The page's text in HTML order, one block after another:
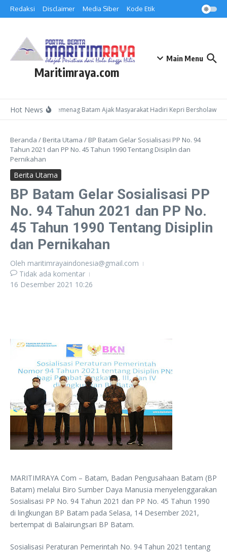
Lewati ke konten
Redaksi Disclaimer Media Siber Kode Etik
Maritimraya.com
Main Menu
Hot NewsKepala Kemenag Batam Ajak Masyarakat Hadiri Kepri Bersholawat 3
Beranda / Berita Utama / BP Batam Gelar Sosialisasi PP No. 94
Tahun 2021 dan PP No. 45 Tahun 1990 Tentang Disiplin dan
Pernikahan
Berita Utama
BP Batam Gelar Sosialisasi PP
No. 94 Tahun 2021 dan PP No.
45 Tahun 1990 Tentang Disiplin
dan Pernikahan
Oleh maritimrayaindonesia@gmail.com
Tidak ada komentar
16 Desember 2021 10:26
MARITIMRAYA Com – Batam, Badan Pengusahaan Batam (BP
Batam) melalui Biro Sumber Daya Manusia menyelenggarakan
Sosialisasi PP No. 94 Tahun 2021 dan PP No. 45 Tahun 1990
di lingkungan BP Batam pada Selasa, 14 Desember 2021,
bertempat di Balairungsari BP Batam.
Sosialisasi Peraturan Pemerintah No. 94 Tahun 2021 tentang